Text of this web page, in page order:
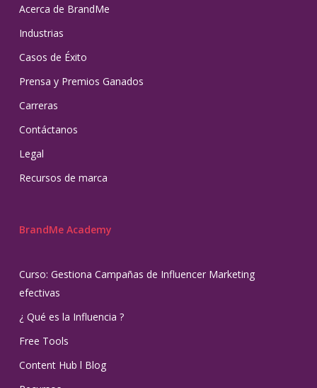
Acerca de BrandMe
Industrias
Casos de Éxito
Prensa y Premios Ganados
Carreras
Contáctanos
Legal
Recursos de marca
BrandMe Academy
Curso: Gestiona Campañas de Influencer Marketing
efectivas
¿ Qué es la Influencia ?
Free Tools
Content Hub l Blog